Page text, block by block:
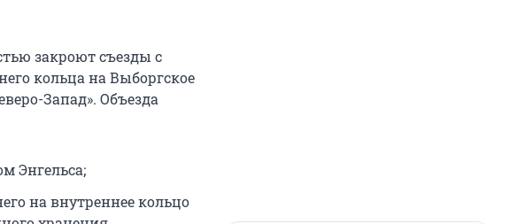
закроют съезды с
кольца на Выборгское
Запад». Объезда
Энгельса;
на внутреннее кольцо